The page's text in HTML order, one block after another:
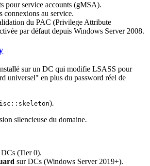
pour service accounts (gMSA).
connexions au service.
du PAC (Privilege Attribute
par défaut depuis Windows Server 2008.
sur un DC qui modifie LSASS pour
universel" en plus du password réel de
).
silencieuse du domaine.
(Tier 0).
sur DCs (Windows Server 2019+).